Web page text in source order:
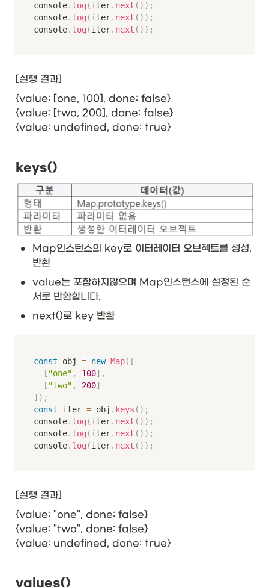
console. log (iter. next ( ) ) ;
console. log (iter. next ( ) ) ;
console. log (iter. next ( ) ) ;
[실행 결과]
{value: [one, 100], done: false}
{value: [two, 200], done: false}
{value: undefined, done: true}
keys()
•
Map인스턴스의 key로 이터레이터 오브젝트를 생성,
반환
•
value는 포함하지않으며 Map인스턴스에 설정된 순
서로 반환합니다.
• next()로 key 반환
const obj = new Map( [
[ "one" , 100] ,
[ "two" , 200]
] ) ;
const iter = obj . keys ( ) ;
console. log (iter. next ( ) ) ;
console. log (iter. next ( ) ) ;
console. log (iter. next ( ) ) ;
[실행 결과]
{value: "one", done: false}
{value: "two", done: false}
{value: undefined, done: true}
values()